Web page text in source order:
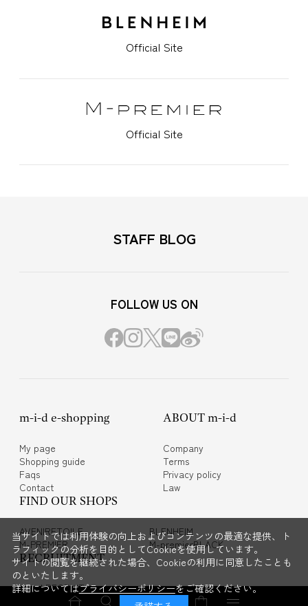
Official Site
Official Site
STAFF BLOG
FOLLOW US ON
m-i-d e-shopping
My page
Shopping guide
Faqs
Contact
ABOUT m-i-d
Company
Terms
Privacy policy
Law
FIND OUR SHOPS
AVENIRETOILE
BLENHEIM
M-PREMIER
M-premierBLACK
RECRUITMENT
m-i-d RECRUIT
当サイトでは利用体験の向上およびコンテンツの最適な提供、ト
ラフィックの分析を目的としてCookieを使用しています。
サイトの閲覧を継続された場合、Cookieの利用に同意したことも
のといたします。
詳細についてはプライバシーポリシーをご確認ください。